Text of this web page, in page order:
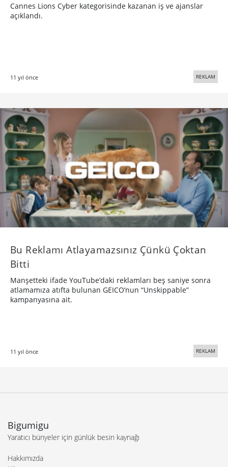
Cannes Lions Cyber kategorisinde kazanan iş ve ajanslar
açıklandı.
11 yıl önce REKLAM
Bu Reklamı Atlayamazsınız Çünkü Çoktan
Bitti
Manşetteki ifade YouTube’daki reklamları beş saniye sonra
atlamamıza atıfta bulunan GEICO’nun “Unskippable”
kampanyasına ait.
11 yıl önce REKLAM
Bigumigu
Yaratıcı bünyeler için günlük besin kaynağı
Hakkımızda